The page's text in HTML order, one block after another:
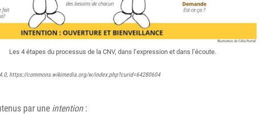
Les 4 étapes du processus de la CNV, dans l’expression et dans l’écoute.
https://commons.wikimedia.org/w/index.php?curid=64280604
par une intention: